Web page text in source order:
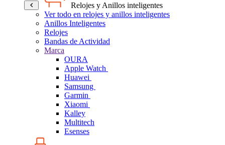
Relojes y Anillos inteligentes
Ver todo en relojes y anillos inteligentes
Anillos Inteligentes
Relojes
Bandas de Actividad
Marca
OURA
Apple Watch
Huawei
Samsung
Garmin
Xiaomi
Kalley
Multitech
Esenses